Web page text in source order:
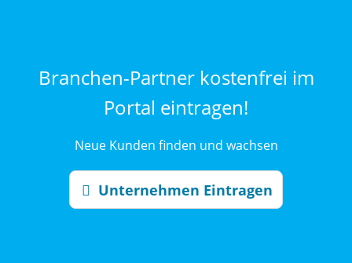
Branchen-Partner kostenfrei im
Portal eintragen!
Neue Kunden finden und wachsen
Unternehmen Eintragen